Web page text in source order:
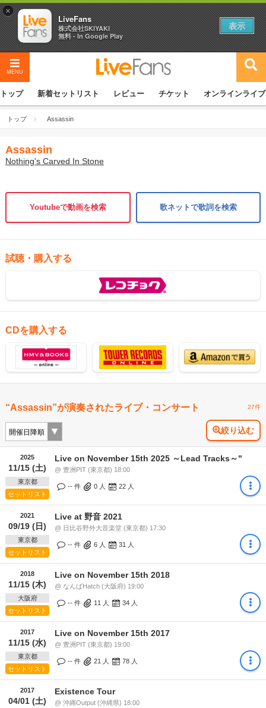
MENU
トップ 新着セットリスト レビュー チケット オンラインライブ
トップ Assassin
Assassin
Nothing's Carved In Stone
Youtubeで動画を検索 歌ネットで歌詞を検索
試聴・購入する
CDを購入する
“Assassin”が演奏されたライブ・コンサート 27件
絞り込む
2025
11/15 (土)
東京都
セットリスト
Live on November 15th 2025 ～Lead Tracks～"
@ 豊洲PIT (東京都) 18:00
-- 件 0 人 22 人
2021
09/19 (日)
東京都
セットリスト
Live at 野音 2021
@ 日比谷野外大音楽堂 (東京都) 17:30
-- 件 6 人 31 人
2018
11/15 (木)
大阪府
セットリスト
Live on November 15th 2018
@ なんばHatch (大阪府) 19:00
-- 件 11 人 34 人
2017
11/15 (水)
東京都
セットリスト
Live on November 15th 2017
@ 豊洲PIT (東京都) 19:00
-- 件 21 人 78 人
2017
04/01 (土)
Existence Tour
@ 沖縄Output (沖縄県) 18:00
×
LiveFans
株式会社SKIYAKI
無料 - In Google Play
表示